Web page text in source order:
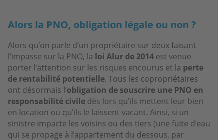
Alors la PNO, obligation légale ou non ?
Alors qu’on parle d’un propriétaire sur deux faisant
l’impasse sur la PNO, la loi Alur de 2014 est venue
porter l’attention sur les risques encourus et la perte
de rentabilité potentielle. Tous les copropriétaires
ont désormais l’obligation de souscrire une PNO en
responsabilité civile dès lors qu’ils mettent leur bien
en location ou qu’ils le laissent vacant. Ainsi, si un
sinistre impacte les voisins ou des tiers (une fuite d’eau
qui se propage à l’appartement du dessous, par